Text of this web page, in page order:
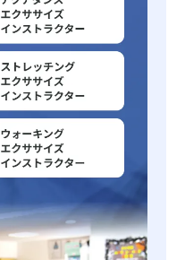
ーに向けて早めの準備がおすす
法、スケジュールなどを確認して
相談でき、保護者さまも一緒に